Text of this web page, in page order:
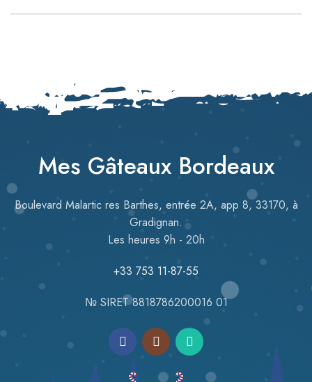
Mes Gâteaux Bordeaux
Boulevard Malartic res Barthes, entrée 2A, app 8, 33170, à
Gradignan.
Les heures 9h - 20h
+33 753 11-87-55
№ SIRET 8818786200016 01